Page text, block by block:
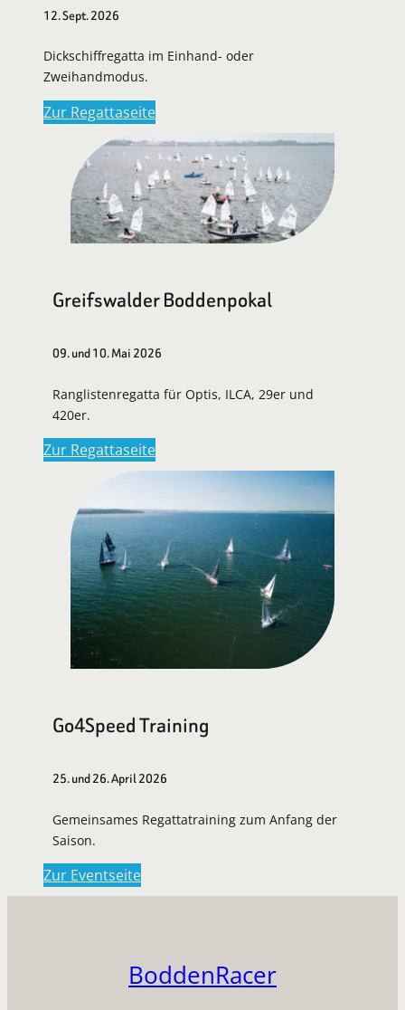
12. Sept. 2026
Dickschiffregatta im Einhand- oder
Zweihandmodus.
Zur Regattaseite
Greifswalder Boddenpokal
09. und 10. Mai 2026
Ranglistenregatta für Optis, ILCA, 29er und
420er.
Zur Regattaseite
Go4Speed Training
25. und 26. April 2026
Gemeinsames Regattatraining zum Anfang der
Saison.
Zur Eventseite
BoddenRacer